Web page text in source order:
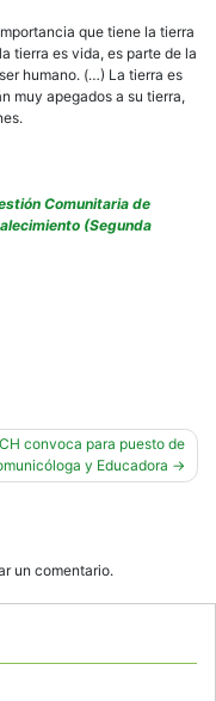
que tiene la tierra
tierra es vida, es parte de la
humano. (…) La tierra es
muy apegados a su tierra,
Comunitaria de
(Segunda
convoca para puesto de
y Educadora
un comentario.